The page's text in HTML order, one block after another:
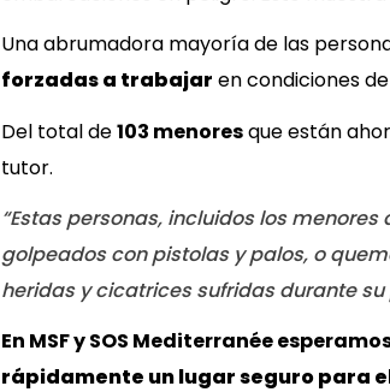
Una abrumadora mayoría de las
forzadas a trabajar en condiciones
Del total de103 menoresque están
tutor.
“Estas personas, incluidos los
golpeados con pistolas y palos, o
heridas y cicatrices sufridas durante su
En MSF y SOS Mediterranée
rápidamente un lugar seguro para